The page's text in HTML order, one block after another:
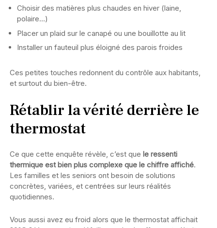
Choisir des matières plus chaudes en hiver (laine,
polaire…)
Placer un plaid sur le canapé ou une bouillotte au lit
Installer un fauteuil plus éloigné des parois froides
Ces petites touches redonnent du contrôle aux habitants,
et surtout du bien-être.
Rétablir la vérité derrière le
thermostat
Ce que cette enquête révèle, c’est que le ressenti
thermique est bien plus complexe que le chiffre affiché.
Les familles et les seniors ont besoin de solutions
concrètes, variées, et centrées sur leurs réalités
quotidiennes.
Vous aussi avez eu froid alors que le thermostat affichait